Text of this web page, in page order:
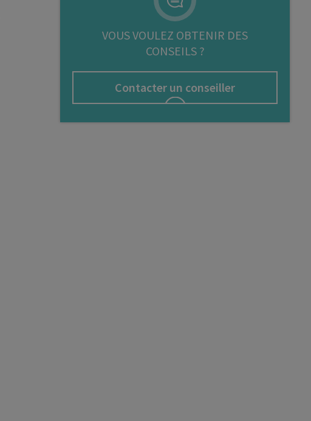
Cryptomonnaie
VOUS VOULEZ OBTENIR DES
CONSEILS ?
Contacter un conseiller